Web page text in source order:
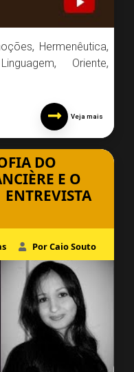
, Hermenêutica,
Linguagem, Oriente,
Veja mais
DO
E O
Por Caio Souto